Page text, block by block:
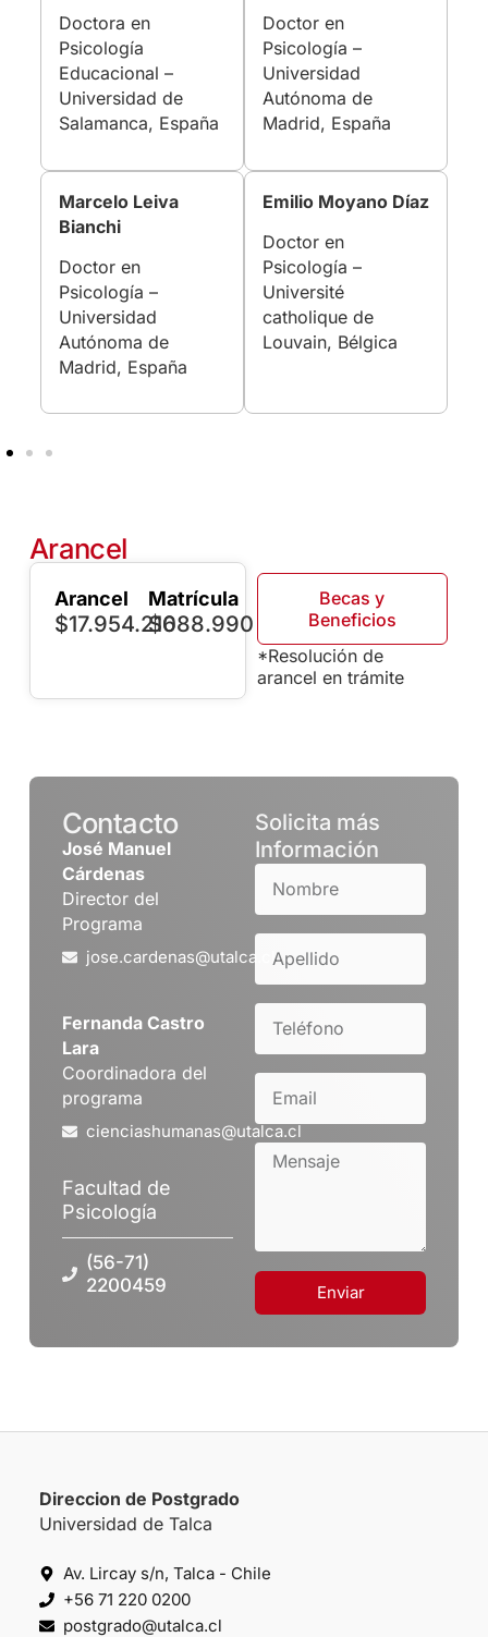
Doctora en
Psicología
Educacional –
Universidad de
Salamanca, España
Doctor en
Psicología –
Universidad
Autónoma de
Madrid, España
Marcelo Leiva
Bianchi
Doctor en
Psicología –
Universidad
Autónoma de
Madrid, España
Emilio Moyano Díaz
Doctor en
Psicología –
Université
catholique de
Louvain, Bélgica
Arancel
Arancel
$17.954.210
Matrícula
$688.990
Becas y
Beneficios
*Resolución de
arancel en trámite
Contacto
José Manuel
Cárdenas
Director del
Programa
jose.cardenas@utalca.cl
Fernanda Castro
Lara
Coordinadora del
programa
cienciashumanas@utalca.cl
Facultad de
Psicología
(56-71)
2200459
Solicita más
Información
Enviar
Direccion de Postgrado
Universidad de Talca
Av. Lircay s/n, Talca - Chile
+56 71 220 0200
postgrado@utalca.cl